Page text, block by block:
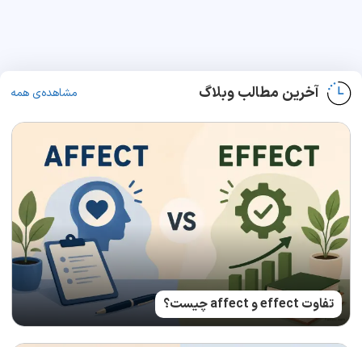
آخرین مطالب وبلاگ مشاهده‌ی همه
تفاوت effect و affect چیست؟